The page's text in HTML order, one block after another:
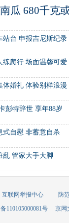
瓜 680千克
站台 申报吉尼斯纪录
练爬行 场面温馨可爱
体婚礼 体验别样浪漫
彭特辞世 享年88岁
式自慰 非蓄意自杀
乱 管家大手大脚
互联网举报中心 防
110105000081号 京网